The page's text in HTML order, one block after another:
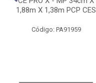
1,88m X 1,38m PCP CES
Código: PA91959